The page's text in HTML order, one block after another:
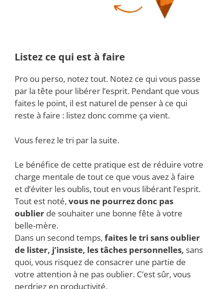
Listez ce qui est à faire
Pro ou perso, notez tout. Notez ce qui vous passe
par la tête pour libérer l’esprit. Pendant que vous
faites le point, il est naturel de penser à ce qui
reste à faire : listez donc comme ça vient.
Vous ferez le tri par la suite.
Le bénéfice de cette pratique est de réduire votre
charge mentale de tout ce que vous avez à faire
et d’éviter les oublis, tout en vous libérant l’esprit.
Tout est noté, vous ne pourrez donc pas
oublier de souhaiter une bonne fête à votre
belle-mère.
Dans un second temps, faites le tri sans oublier
de lister, j’insiste, les tâches personnelles, sans
quoi, vous risquez de consacrer une partie de
votre attention à ne pas oublier. C’est sûr, vous
perdriez en productivité.